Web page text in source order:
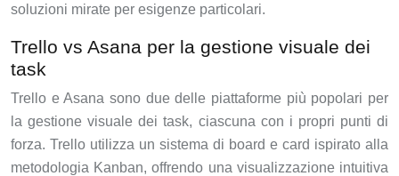
soluzioni mirate per esigenze particolari.
Trello vs Asana per la gestione visuale dei
task
Trello e Asana sono due delle piattaforme più popolari per
la gestione visuale dei task, ciascuna con i propri punti di
forza. Trello utilizza un sistema di board e card ispirato alla
metodologia Kanban, offrendo una visualizzazione intuitiva